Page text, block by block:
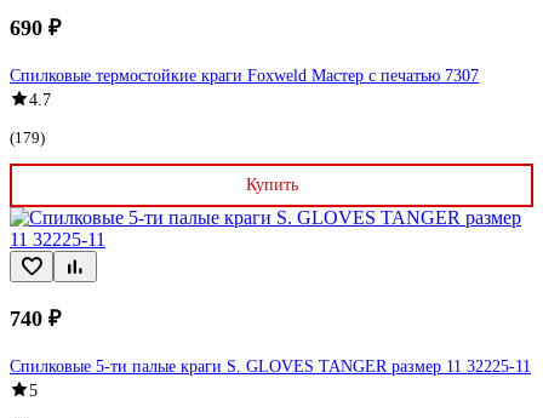
690 ₽
Спилковые термостойкие краги Foxweld Мастер с печатью 7307
4.7
(179)
Купить
740 ₽
Спилковые 5-ти палые краги S. GLOVES TANGER размер 11 32225-11
5